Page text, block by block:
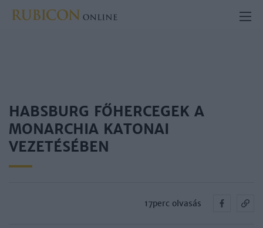
HABSBURG FŐHERCEGEK A
MONARCHIA KATONAI
VEZETÉSÉBEN
17perc olvasás